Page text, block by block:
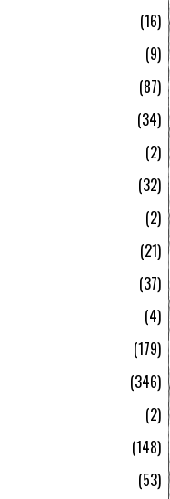
16
9
87
34
2
32
2
21
37
4
179
346
2
148
53